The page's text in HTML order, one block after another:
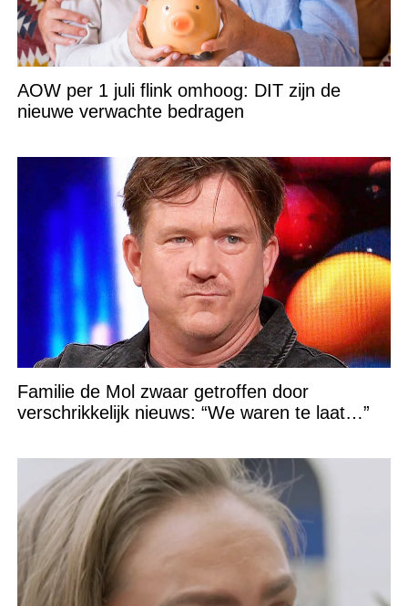
AOW per 1 juli flink omhoog: DIT zijn de
nieuwe verwachte bedragen
Familie de Mol zwaar getroffen door
verschrikkelijk nieuws: “We waren te laat…”